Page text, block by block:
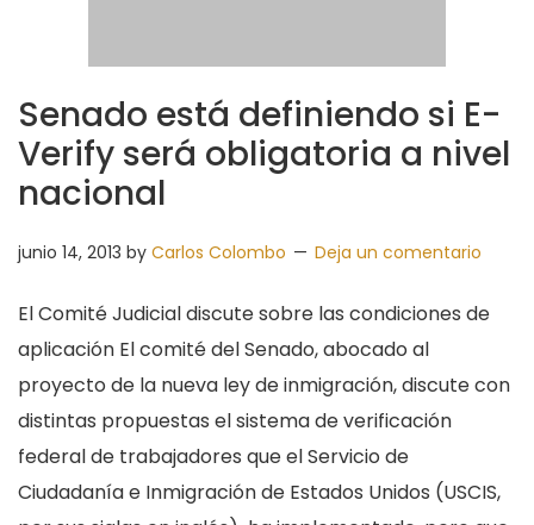
Senado está definiendo si E-
Verify será obligatoria a nivel
nacional
junio 14, 2013 by Carlos Colombo Deja un comentario
El Comité Judicial discute sobre las condiciones de
aplicación El comité del Senado, abocado al
proyecto de la nueva ley de inmigración, discute con
distintas propuestas el sistema de verificación
federal de trabajadores que el Servicio de
Ciudadanía e Inmigración de Estados Unidos (USCIS,